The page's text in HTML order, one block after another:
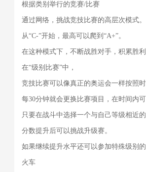
根据类别举行的竞赛/比赛
通过网络，挑战竞技比赛的高层次模式。
从“C-”开始，最高可以爬到“A+”。
在这种模式下，不断战胜对手，积累胜
在“级别比赛”中，
竞技比赛可以像真正的奥运会一样按照时
每30分钟就会更换比赛项目，在时间内
只要在战斗中选择一个与自己等级相近
分数提升后可以挑战升级赛。
如果继续提升水平还可以参加特殊级别的
火车